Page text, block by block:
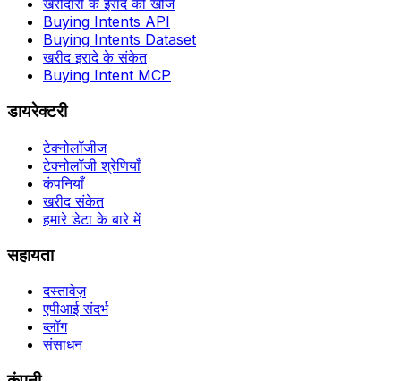
खरीदारी के इरादे की खोज
Buying Intents API
Buying Intents Dataset
खरीद इरादे के संकेत
Buying Intent MCP
डायरेक्टरी
टेक्नोलॉजीज
टेक्नोलॉजी श्रेणियाँ
कंपनियाँ
खरीद संकेत
हमारे डेटा के बारे में
सहायता
दस्तावेज़
एपीआई संदर्भ
ब्लॉग
संसाधन